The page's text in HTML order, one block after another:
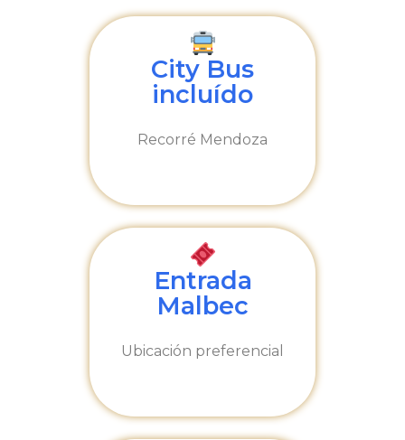
City Bus
incluído
Recorré Mendoza
Entrada
Malbec
Ubicación preferencial